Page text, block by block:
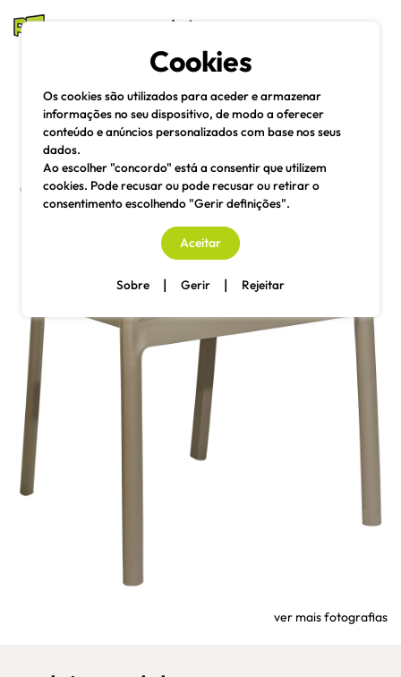
mesas e cadeiras
Pesquisa
ver mais fotografias
Cookies
Os cookies são utilizados para aceder e armazenar
informações no seu dispositivo, de modo a oferecer
conteúdo e anúncios personalizados com base nos seus
dados.
Ao escolher "concordo" está a consentir que utilizem
cookies. Pode recusar ou pode recusar ou retirar o
consentimento escolhendo "Gerir definições".
Aceitar
Sobre | Gerir | Rejeitar